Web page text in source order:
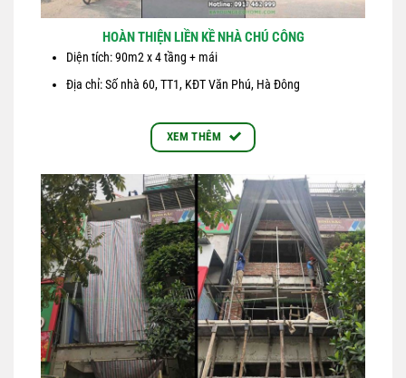
HOÀN THIỆN LIỀN KỀ NHÀ CHÚ CÔNG
Diện tích: 90m2 x 4 tầng + mái
Địa chỉ: Số nhà 60, TT1, KĐT Văn Phú, Hà Đông
XEM THÊM